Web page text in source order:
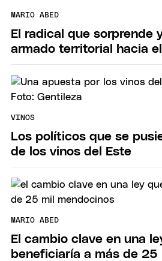
MARIO ABED
El radical que sorprende
armado territorial hacia
VINOS
Los políticos que se
de los vinos del Este
MARIO ABED
El cambio clave en una
beneficiaría a más de 25